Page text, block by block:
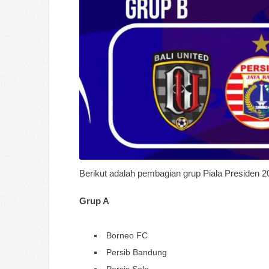
Berikut adalah pembagian grup Piala Presiden
Grup A
Borneo FC
Persib Bandung